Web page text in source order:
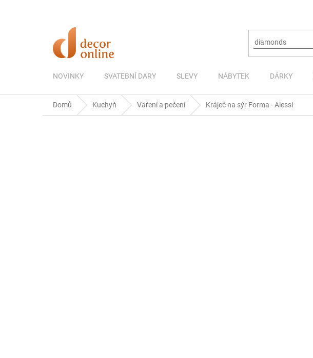
NOVINKY SVATEBNÍ DARY SLEVY NÁBYTEK DÁRKY
Domů Kuchyň Vaření a pečení Kráječ na sýr Forma - Alessi